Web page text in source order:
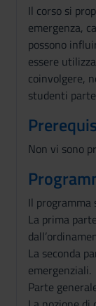
Il corso si
emergenza,
possono
essere
coinvolgere,
studenti
Non vi sono
Il programma
La prima
La seconda
emergenziali.
Parte